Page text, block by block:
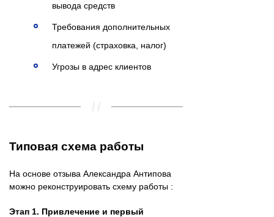
вывода средств
Требования дополнительных
платежей (страховка, налог)
Угрозы в адрес клиентов
Типовая схема работы
На основе отзыва Александра Антипова
можно реконструировать схему работы :
Этап 1. Привлечение и первый